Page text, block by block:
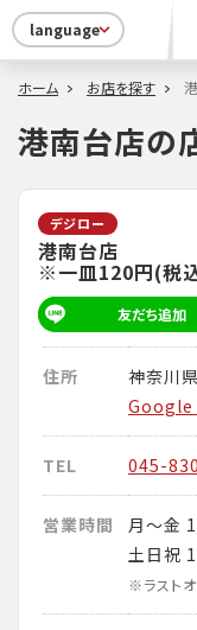
language
ホーム お店を探す
港南台店の
デジロー
港南台店
※一皿120円(税
友だち追加
住所
神奈川
Google
TEL 045-
営業時間
月～金
土日祝
※ラスト